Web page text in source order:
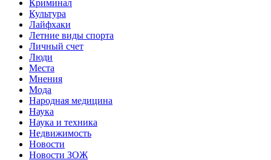
Криминал
Культура
Лайфхаки
Летние виды спорта
Личный счет
Люди
Места
Мнения
Мода
Народная медицина
Наука
Наука и техника
Недвижимость
Новости
Новости ЗОЖ